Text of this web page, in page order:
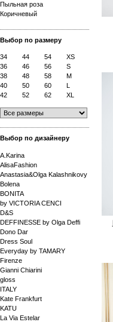
Пыльная роза
Коричневый
Выбор по размеру
34 44 54
XS
36
46 56
S
38
48 58
M
40
50 60
L
42
52 62 XL
Выбор по дизайнеру
A.Karina
AlisaFashion
Anastasia&Olga Kalashnikovy
Bolena
BONITA
by VICTORIA CENCI
D&S
DEFFINESSE by Olga Deffi
Dono Dar
Dress Soul
Everyday by TAMARY
Firenze
Gianni Chiarini
gloss
ITALY
Kate Frankfurt
KATU
La Via Estelar